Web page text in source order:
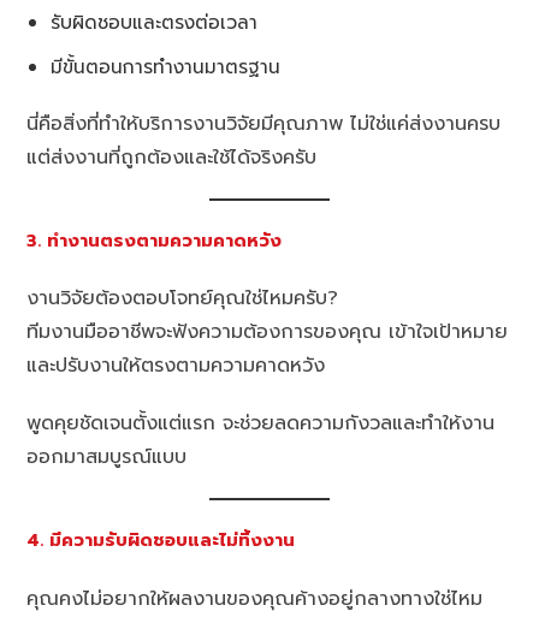
รับผิดชอบและตรงต่อเวลา
มีขั้นตอนการทำงานมาตรฐาน
นี่คือสิ่งที่ทำให้บริการงานวิจัยมีคุณภาพ ไม่ใช่แค่ส่งงานครบ
แต่ส่งงานที่ถูกต้องและใช้ได้จริงครับ
3. ทำงานตรงตามความคาดหวัง
งานวิจัยต้องตอบโจทย์คุณใช่ไหมครับ?
ทีมงานมืออาชีพจะฟังความต้องการของคุณ เข้าใจเป้าหมาย
และปรับงานให้ตรงตามความคาดหวัง
พูดคุยชัดเจนตั้งแต่แรก จะช่วยลดความกังวลและทำให้งาน
ออกมาสมบูรณ์แบบ
4. มีความรับผิดชอบและไม่ทิ้งงาน
คุณคงไม่อยากให้ผลงานของคุณค้างอยู่กลางทางใช่ไหม